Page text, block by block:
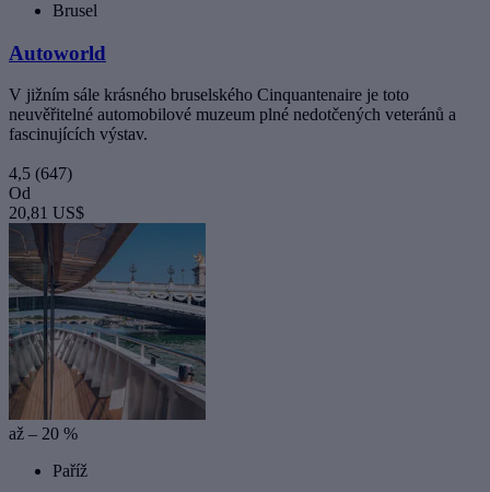
Brusel
Autoworld
V jižním sále krásného bruselského Cinquantenaire je toto
neuvěřitelné automobilové muzeum plné nedotčených veteránů a
fascinujících výstav.
4,5 (647)
Od
20,81 US$
až – 20 %
Paříž